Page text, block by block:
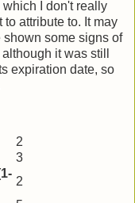
which I don't really
to attribute to. It may
shown some signs of
it was still
expiration date, so
2
3
2